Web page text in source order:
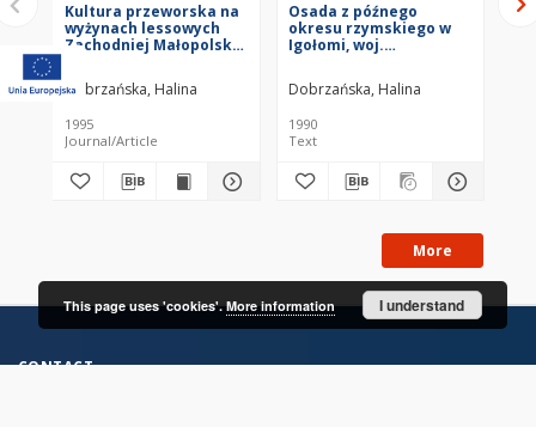
Kultura przeworska na
wyżynach lessowych
Zachodniej Małopolski
główne problemy
badawcze
Dobrzańska, Halina
1995
Journal/Article
Osada z późnego
okresu rzymskiego w
Igołomi, woj.
Dobrzańska, Halina
1990
Text
More
CONTACT
This page uses 'cookies'.More information I understand